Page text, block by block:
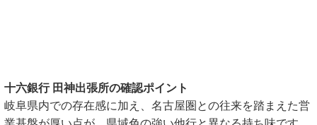
十六銀行 田神出張所の確認ポイント
岐阜県内での存在感に加え、名古屋圏との往来を踏まえた営